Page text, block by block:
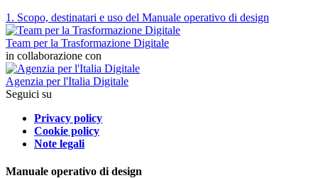
1. Scopo, destinatari e uso del Manuale operativo di design
Team per la Trasformazione Digitale
in collaborazione con
Agenzia per l'Italia Digitale
Seguici su
Privacy policy
Cookie policy
Note legali
Manuale operativo di design